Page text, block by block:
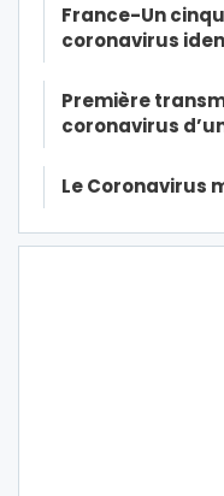
France-Un
coronavirus
Première
coronavirus
Le Coronavirus